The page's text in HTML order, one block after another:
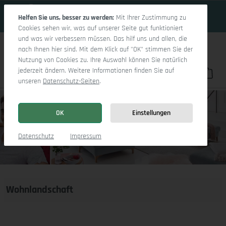
Du hast 0
Wohnlandschaft
Helfen Sie uns, besser zu werden: Mit Ihrer Zustimmung zu
Cookies sehen wir, was auf unserer Seite gut funktioniert
und was wir verbessern müssen. Das hilf uns und allen, die
nach Ihnen hier sind. Mit dem Klick auf "OK" stimmen Sie der
Nutzung von Cookies zu. Ihre Auswahl können Sie natürlich
jederzeit ändern. Weitere Informationen finden Sie auf
unseren Datenschutz-Seiten.
OK Einstellungen
Datenschutz Impressum